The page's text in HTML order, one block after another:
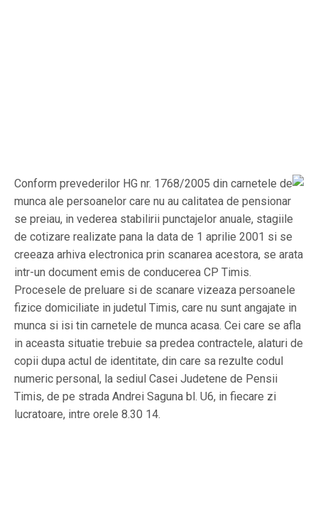
Conform prevederilor HG nr. 1768/2005 din carnetele de
munca ale persoanelor care nu au calitatea de pensionar
se preiau, in vederea stabilirii punctajelor anuale, stagiile
de cotizare realizate pana la data de 1 aprilie 2001 si se
creeaza arhiva electronica prin scanarea acestora, se arata
intr-un document emis de conducerea CP Timis.
Procesele de preluare si de scanare vizeaza persoanele
fizice domiciliate in judetul Timis, care nu sunt angajate in
munca si isi tin carnetele de munca acasa. Cei care se afla
in aceasta situatie trebuie sa predea contractele, alaturi de
copii dupa actul de identitate, din care sa rezulte codul
numeric personal, la sediul Casei Judetene de Pensii
Timis, de pe strada Andrei Saguna bl. U6, in fiecare zi
lucratoare, intre orele 8.30 14.